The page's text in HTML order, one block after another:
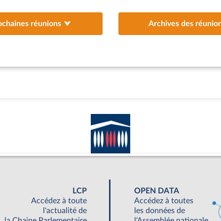
réunions Archives des
LCP
Accédez à toute
l'actualité de
OPEN DATA
Accédez à toutes
les données de